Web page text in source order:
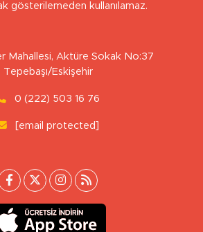
gösterilemeden kullanılamaz.
Mahallesi, Aktüre Sokak No:37
Tepebaşı/Eskişehir
0 (222) 503 16 76
[email protected]